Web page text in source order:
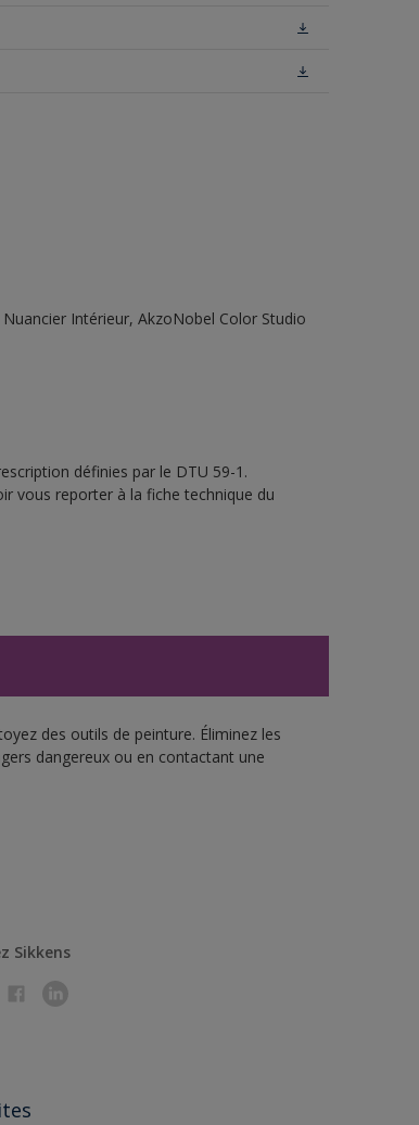
Intérieur, AkzoNobel Color Studio
définies par le DTU 59-1.
vous reporter à la fiche technique du
des outils de peinture. Éliminez les
dangereux ou en contactant une
Sikkens